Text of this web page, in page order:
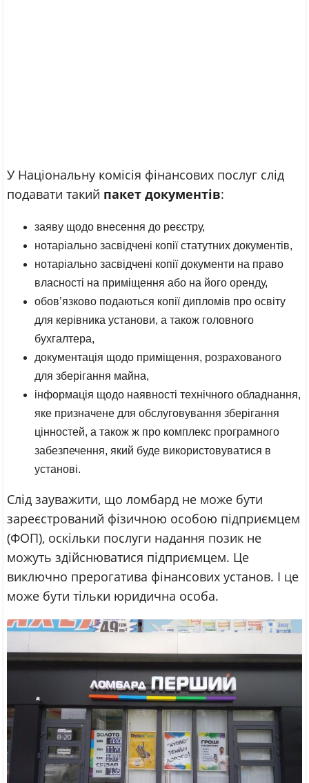
У Національну комісія фінансових послуг слід
подавати такий пакет документів:
заяву щодо внесення до реєстру,
нотаріально засвідчені копії статутних документів,
нотаріально засвідчені копії документи на право
власності на приміщення або на його оренду,
обов’язково подаються копії дипломів про освіту
для керівника установи, а також головного
бухгалтера,
документація щодо приміщення, розрахованого
для зберігання майна,
інформація щодо наявності технічного обладнання,
яке призначене для обслуговування зберігання
цінностей, а також ж про комплекс програмного
забезпечення, який буде використовуватися в
установі.
Слід зауважити, що ломбард не може бути
зареєстрований фізичною особою підприємцем
(ФОП), оскільки послуги надання позик не
можуть здійснюватися підприємцем. Це
виключно прерогатива фінансових установ. І це
може бути тільки юридична особа.